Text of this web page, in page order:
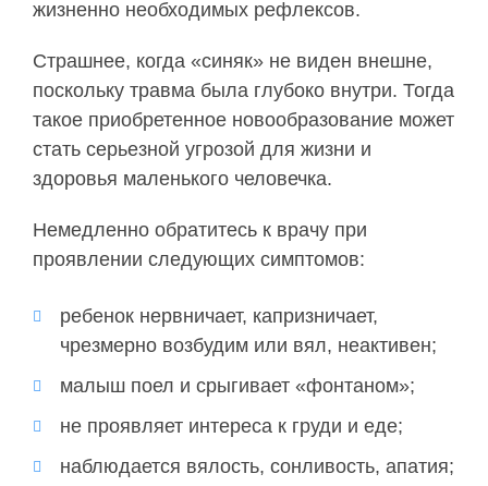
жизненно необходимых рефлексов.
Страшнее, когда «синяк» не виден внешне,
поскольку травма была глубоко внутри. Тогда
такое приобретенное новообразование может
стать серьезной угрозой для жизни и
здоровья маленького человечка.
Немедленно обратитесь к врачу при
проявлении следующих симптомов:
ребенок нервничает, капризничает,
чрезмерно возбудим или вял, неактивен;
малыш поел и срыгивает «фонтаном»;
не проявляет интереса к груди и еде;
наблюдается вялость, сонливость, апатия;